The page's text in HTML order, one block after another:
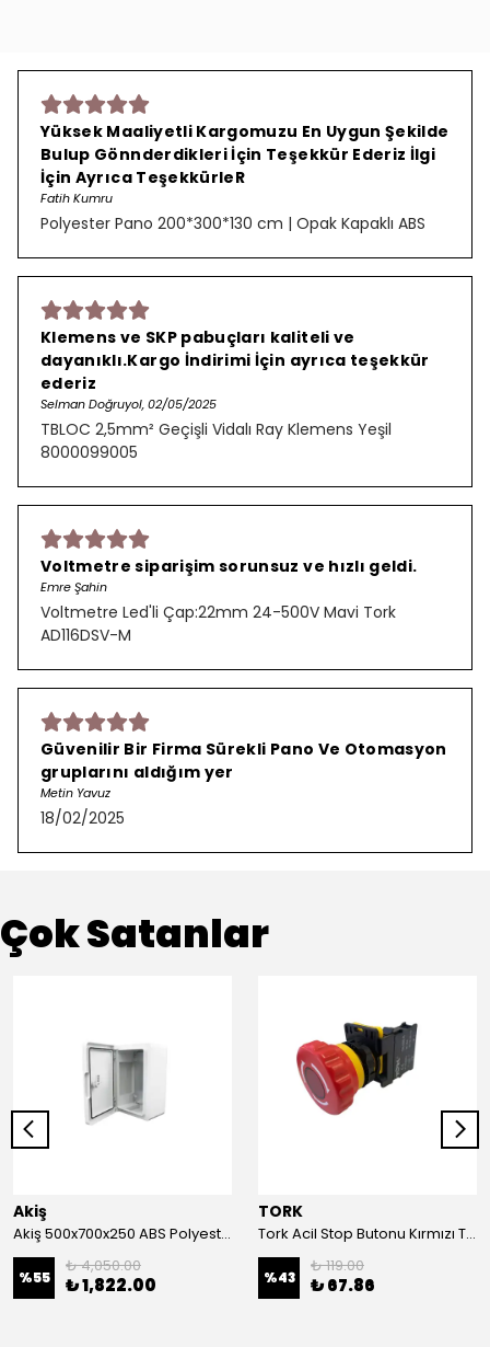
Yüksek Maaliyetli Kargomuzu En Uygun Şekilde
Bulup Gönnderdikleri İçin Teşekkür Ederiz İlgi
İçin Ayrıca TeşekkürleR
Fatih Kumru
Polyester Pano 200*300*130 cm | Opak Kapaklı ABS
Klemens ve SKP pabuçları kaliteli ve
dayanıklı.Kargo İndirimi İçin ayrıca teşekkür
ederiz
Selman Doğruyol, 02/05/2025
TBLOC 2,5mm² Geçişli Vidalı Ray Klemens Yeşil
8000099005
Voltmetre siparişim sorunsuz ve hızlı geldi.
Emre Şahin
Voltmetre Led'li Çap:22mm 24-500V Mavi Tork
AD116DSV-M
Güvenilir Bir Firma Sürekli Pano Ve Otomasyon
gruplarını aldığım yer
Metin Yavuz
18/02/2025
Çok Satanlar
Akiş
Akiş 500x700x250 ABS Polyester Pano | Duvar Pano | Plastik Elektrik Panosu
%55
₺ 4,050.00
₺ 1,822.00
TORK
Tork Acil Stop Butonu Kırmızı TRK-A3-01ZS Acil Durum Butonu | Kırmızı Mantar Tipi NC1
%43
₺ 119.00
₺ 67.86